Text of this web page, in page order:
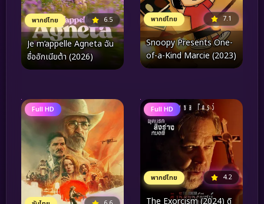
พากย์ไทย 6.5
Je m’appelle Agneta ฉัน
ชื่ออักเนียต้า (2026)
พากย์ไทย 7.1
Snoopy Presents One-
of-a-Kind Marcie (2023)
Full HD Full HD
พากย์ไทย 4.2
The Exorcism (2024) ดิ